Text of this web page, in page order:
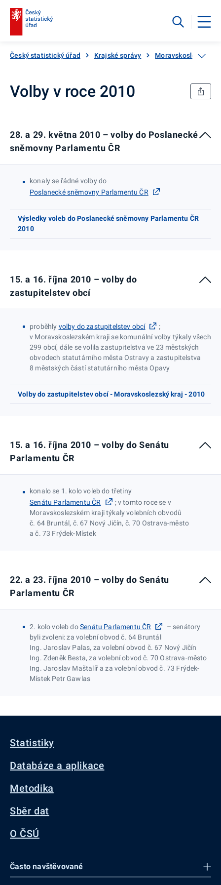
Český statistický úřad Krajské správy Moravskoslezský
Volby v roce 2010
28. a 29. května 2010 – volby do Poslanecké
sněmovny Parlamentu ČR
konaly se řádné volby do
Poslanecké sněmovny Parlamentu ČR
Výsledky voleb do Poslanecké sněmovny Parlamentu ČR
2010
15. a 16. října 2010 – volby do
zastupitelstev obcí
proběhly volby do zastupitelstev obcí
;
v Moravskoslezském kraji se komunální volby týkaly všech
299 obcí, dále se volila zastupitelstva ve 23 městských
obvodech statutárního města Ostravy a zastupitelstva
8 městských částí statutárního města Opavy
Volby do zastupitelstev obcí - Moravskoslezský kraj - 2010
15. a 16. října 2010 – volby do Senátu
Parlamentu ČR
konalo se 1. kolo voleb do třetiny
Senátu Parlamentu ČR
; v tomto roce se v
Moravskoslezském kraji týkaly volebních obvodů
č. 64 Bruntál, č. 67 Nový Jičín, č. 70 Ostrava-město
a č. 73 Frýdek-Místek
22. a 23. října 2010 – volby do Senátu
Parlamentu ČR
2. kolo voleb doSenátu Parlamentu ČR
– senátory
byli zvoleni: za volební obvod č. 64 Bruntál
Ing. Jaroslav Palas, za volební obvod č. 67 Nový Jičín
Ing. Zdeněk Besta, za volební obvod č. 70 Ostrava-město
Ing. Jaroslav Maštalíř a za volební obvod č. 73 Frýdek-
Místek Petr Gawlas
Statistiky
Databáze a aplikace
Metodika
Sběr dat
O ČSÚ
Často navštěvované